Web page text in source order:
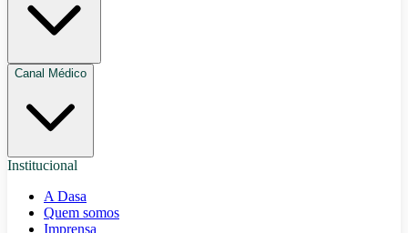
Canal Médico
Institucional
A Dasa
Quem somos
Imprensa